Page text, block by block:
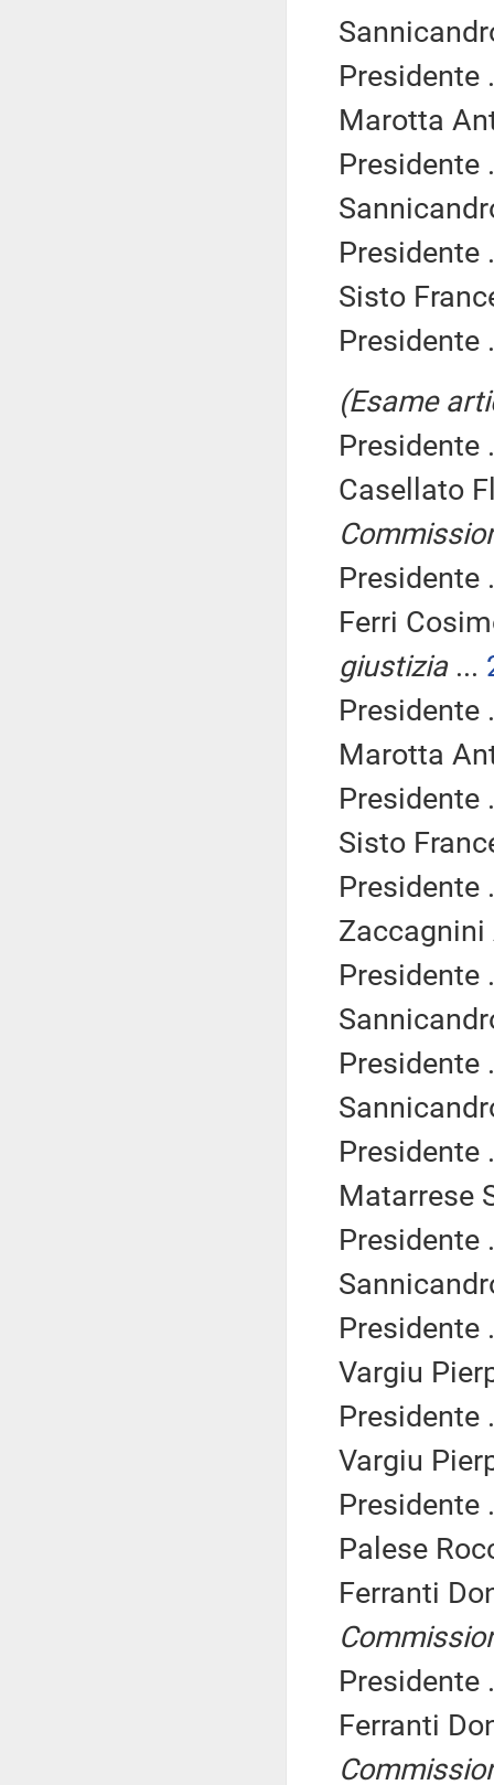
Presidente
Marotta
Presidente
Presidente
Sisto
Presidente
(Esame
Presidente
Casellato
Presidente
Ferri
giustizia...
Presidente
Marotta
Presidente
Sisto
Presidente
Zaccagnini
Presidente
Presidente
Presidente
Matarrese
Presidente
Presidente
Vargiu
Presidente
Vargiu
Presidente
Palese
Ferranti
Presidente
Ferranti